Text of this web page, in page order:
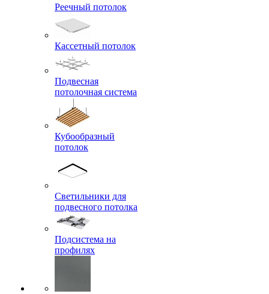
Реечный потолок
Кассетный потолок
Подвесная
потолочная система
Кубообразный
потолок
Светильники для
подвесного потолка
Подсистема на
профилях